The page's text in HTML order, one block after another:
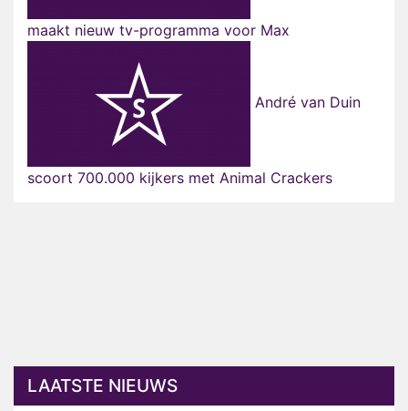
maakt nieuw tv-programma voor Max
André van Duin
scoort 700.000 kijkers met Animal Crackers
LAATSTE NIEUWS